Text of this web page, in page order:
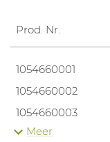
Prod. Nr.
1054660001
1054660002
1054660003
1054660004
Meer